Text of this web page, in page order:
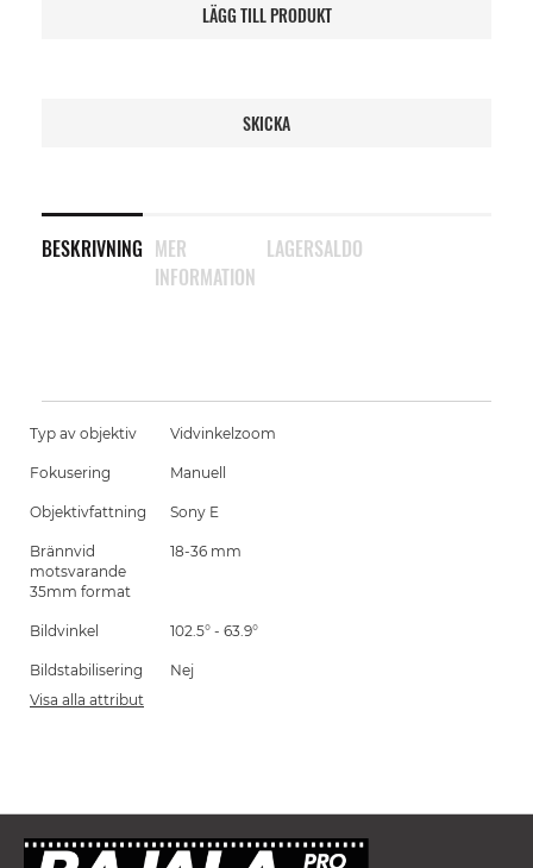
LÄGG TILL PRODUKT
SKICKA
BESKRIVNING MER
INFORMATION
LAGERSALDO
Typ av objektiv Vidvinkelzoom
Fokusering Manuell
Objektivfattning Sony E
Brännvid
motsvarande
35mm format
18-36 mm
Bildvinkel 102.5° - 63.9°
Bildstabilisering
Nej
Visa alla attribut